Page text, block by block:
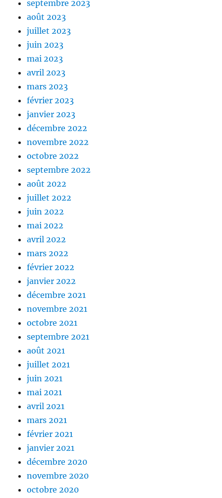
septembre 2023
août 2023
juillet 2023
juin 2023
mai 2023
avril 2023
mars 2023
février 2023
janvier 2023
décembre 2022
novembre 2022
octobre 2022
septembre 2022
août 2022
juillet 2022
juin 2022
mai 2022
avril 2022
mars 2022
février 2022
janvier 2022
décembre 2021
novembre 2021
octobre 2021
septembre 2021
août 2021
juillet 2021
juin 2021
mai 2021
avril 2021
mars 2021
février 2021
janvier 2021
décembre 2020
novembre 2020
octobre 2020